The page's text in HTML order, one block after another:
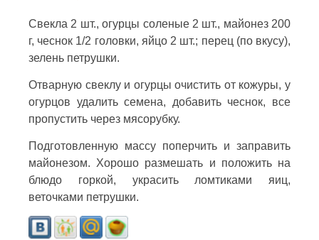
Свекла 2 шт., огурцы соленые 2 шт., майонез 200
г, чеснок 1/2 головки, яйцо 2 шт.; перец (по вкусу),
зелень петрушки.
Отварную свеклу и огурцы очистить от кожуры, у
огурцов удалить семена, добавить чеснок, все
пропустить через мясорубку.
Подготовленную массу поперчить и заправить
майонезом. Хорошо размешать и положить на
блюдо горкой, украсить ломтиками яиц,
веточками петрушки.